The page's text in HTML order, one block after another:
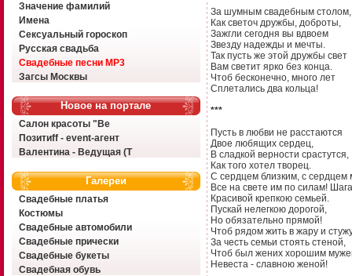
Значение фамилий
Имена
Сексуальный гороскоп
Русская свадьба
Свадебные песни MP3
Загсы Москвы
Новое на портале
Салон красоты "Ве
Позитиff - event-агент
Валентина - Ведущая (Т
Галереи
Свадебные платья
Костюмы
Свадебные автомобили
Свадебные прически
Свадебные букеты
Свадебная обувь
За шумным свадебным столом,
Как светоч дружбы, доброты,
Зажгли сегодня вы вдвоем
Звезду надежды и мечты.
Так пусть же этой дружбы свет
Вам светит ярко без конца.
Чтоб бесконечно, много лет
Сплетались два кольца!
***
Пусть в любви не расстаются
Двое любящих сердец,
В сладкой верности срастутся,
Как того хотел творец.
С сердцем близким, с
Все на свете им по силам!
Красивой крепкою семьей.
Пускай нелегкою дорогой,
Но обязательно прямой!
Чтоб рядом жить в жару и
За честь семьи стоять стеной,
Чтоб был жених хорошим
Невеста - славною женой!